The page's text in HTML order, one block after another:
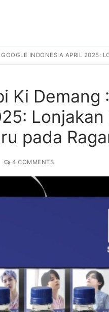
INDONESIA APRIL
Ki Demang
Lonjakan
pada
4 COMMENTS